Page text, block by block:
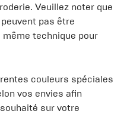
Veuillez noter que
pas être
technique pour
couleurs spéciales
vos envies afin
sur votre